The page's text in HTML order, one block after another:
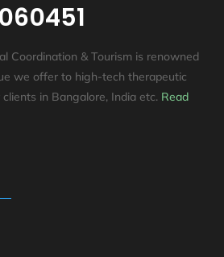
Coordination & Tourism is renowned
we offer to high-tech therapeutic
in Bangalore, India etc. Read